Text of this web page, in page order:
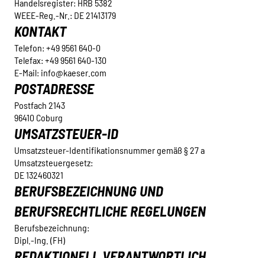
Handelsregister: HRB 5382
WEEE-Reg.-Nr.: DE 21413179
KONTAKT
Telefon: +49 9561 640-0
Telefax: +49 9561 640-130
E-Mail: info@kaeser.com
POSTADRESSE
Postfach 2143
96410 Coburg
UMSATZSTEUER-ID
Umsatzsteuer-Identifikationsnummer gemäß § 27 a
Umsatzsteuergesetz:
DE 132460321
BERUFSBEZEICHNUNG UND
BERUFSRECHTLICHE REGELUNGEN
Berufsbezeichnung:
Dipl.-Ing. (FH)